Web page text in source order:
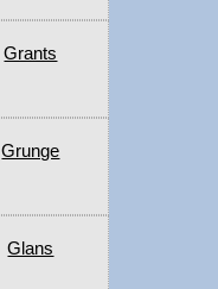
Grants
Grunge
Glans